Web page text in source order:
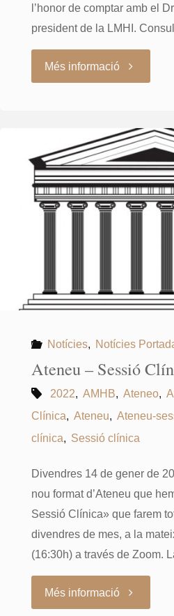
l’honor de comptar amb el
president de la LMHI.
Més informació"Dia
de
Notícies, Notícies
Ateneu – Sessió
2022, AMHB, Ateneo,
Clínica, Ateneu, Ateneu-
clínica, Sessió clínica
Divendres 14 de gener de
nou format d’Ateneu que
Sessió Clínica» que farem
divendres de mes, a la
(16:30h) a través de Zoom.
Més informació"Ateneu